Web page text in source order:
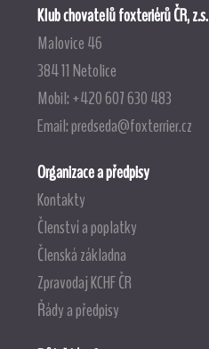
Klub chovatelů foxteriérů ČR, z.s.
Malovice 46
384 11 Netolice
Mobil: +420 607 630 483
Email:predseda@foxterrier.cz
Organizace a předpisy
Kontakty
Členství a poplatky
Členská základna
Zpravodaj KCHF ČR
Řády a předpisy